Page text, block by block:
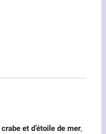
crabe et d’étoile de mer,